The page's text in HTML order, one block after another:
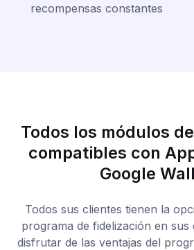
recompensas constantes
Todos los módulos
compatibles con
Google
Todos sus clientes tienen la
programa de fidelización en
disfrutar de las ventajas del